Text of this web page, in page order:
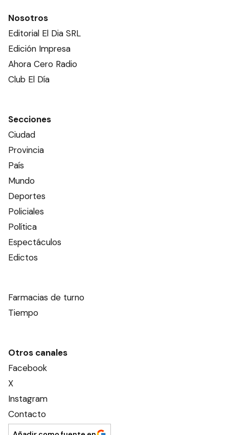
Nosotros
Editorial El Dia SRL
Edición Impresa
Ahora Cero Radio
Club El Día
Secciones
Ciudad
Provincia
País
Mundo
Deportes
Policiales
Política
Espectáculos
Edictos
Farmacias de turno
Tiempo
Otros canales
Facebook
X
Instagram
Contacto